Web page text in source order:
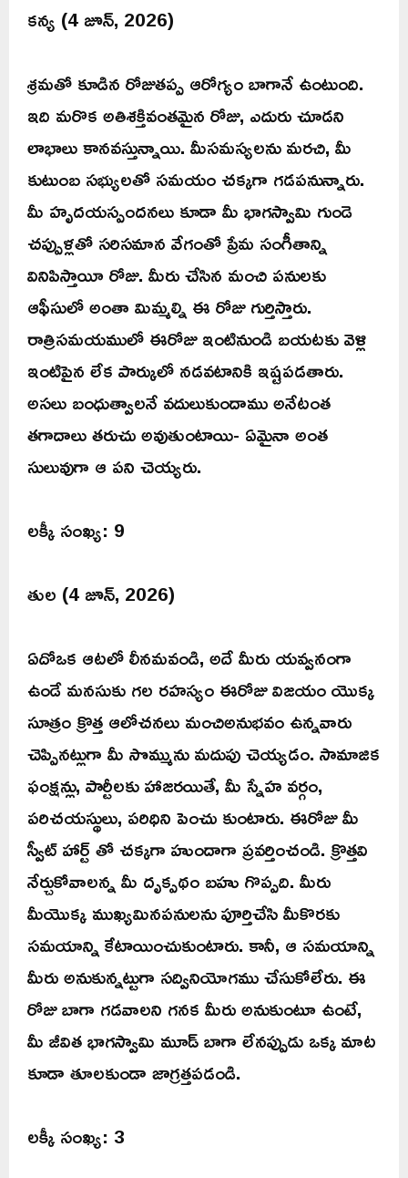
కన్య (4 జూన్, 2026)
శ్రమతో కూడిన రోజుతప్ప ఆరోగ్యం బాగానే ఉంటుంది.
ఇది మరొక అతిశక్తివంతమైన రోజు, ఎదురు చూడని
లాభాలు కానవస్తున్నాయి. మీసమస్యలను మరచి, మీ
కుటుంబ సభ్యులతో సమయం చక్కగా గడపనున్నారు.
మీ హృదయస్పందనలు కూడా మీ భాగస్వామి గుండె
చప్పుళ్లతో సరిసమాన వేగంతో ప్రేమ సంగీతాన్ని
వినిపిస్తాయీ రోజు. మీరు చేసిన మంచి పనులకు
ఆఫీసులో అంతా మిమ్మల్ని ఈ రోజు గుర్తిస్తారు.
రాత్రిసమయములో ఈరోజు ఇంటినుండి బయటకు వెళ్లి
ఇంటిపైన లేక పార్కులో నడవటానికి ఇష్టపడతారు.
అసలు బంధుత్వాలనే వదులుకుందాము అనేటంత
తగాదాలు తరుచు అవుతుంటాయి- ఏమైనా అంత
సులువుగా ఆ పని చెయ్యరు.
లక్కీ సంఖ్య: 9
తుల (4 జూన్, 2026)
ఏదోఒక ఆటలో లీనమవండి, అదే మీరు యవ్వనంగా
ఉండే మనసుకు గల రహస్యం ఈరోజు విజయం యొక్క
సూత్రం క్రొత్త ఆలోచనలు మంచిఅనుభవం ఉన్నవారు
చెప్పినట్లుగా మీ సొమ్మును మదుపు చెయ్యడం. సామాజిక
ఫంక్షన్లు, పార్టీలకు హాజరయితే, మీ స్నేహ వర్గం,
పరిచయస్థులు, పరిధిని పెంచు కుంటారు. ఈరోజు మీ
స్వీట్ హార్ట్ తో చక్కగా హుందాగా ప్రవర్తించండి. క్రొత్తవి
నేర్చుకోవాలన్న మీ దృక్పథం బహు గొప్పది. మీరు
మీయొక్క ముఖ్యమినపనులను పూర్తిచేసి మీకొరకు
సమయాన్ని కేటాయించుకుంటారు. కానీ, ఆ సమయాన్ని
మీరు అనుకున్నట్టుగా సద్వినియోగము చేసుకోలేరు. ఈ
రోజు బాగా గడవాలని గనక మీరు అనుకుంటూ ఉంటే,
మీ జీవిత భాగస్వామి మూడ్ బాగా లేనప్పుడు ఒక్క మాట
కూడా తూలకుండా జాగ్రత్తపడండి.
లక్కీ సంఖ్య: 3